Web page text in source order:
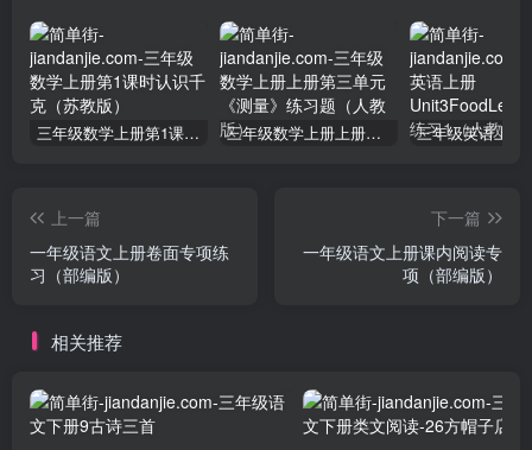
三年级数学上册第1课时认识千克（苏教版） 三年级数学上册上册第三单元《测量》练习题（人教版）
上一篇
一年级语文上册卷面专项练
习（部编版）
下一篇
一年级语文上册课内阅读专
项（部编版）
相关推荐